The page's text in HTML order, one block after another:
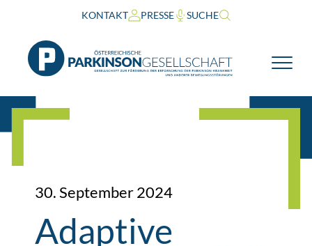
KONTAKT PRESSE SUCHE
30. September 2024
Adaptive